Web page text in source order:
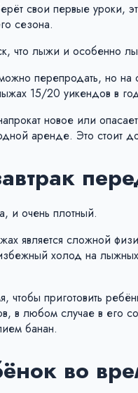
свои первые уроки,
сезона.
что лыжи и особенно
перепродать, но
15/20 уикендов в
новое или
аренде. Это стоит
и очень плотный.
является сложной
холод на
чтобы приготовить
в любом случае в
банан.
во